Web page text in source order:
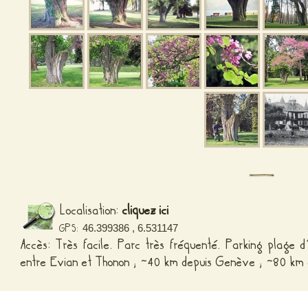
Localisation:cliquez ici
GPS: 46.399386 , 6.531147
Accès: Très facile. Parc très fréquenté. Parking plage
entre Evian et Thonon ; ~40 km depuis Genève ; ~80 km